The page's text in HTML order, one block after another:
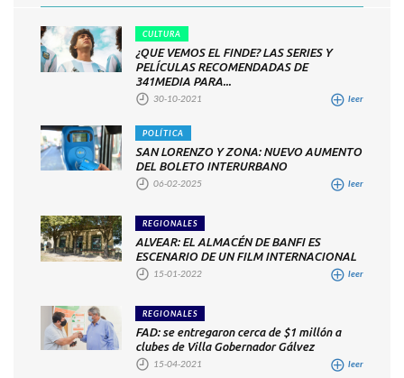
CULTURA
¿QUE VEMOS EL FINDE? LAS SERIES Y
PELÍCULAS RECOMENDADAS DE
341MEDIA PARA...
30-10-2021 leer
POLÍTICA
SAN LORENZO Y ZONA: NUEVO AUMENTO
DEL BOLETO INTERURBANO
06-02-2025 leer
REGIONALES
ALVEAR: EL ALMACÉN DE BANFI ES
ESCENARIO DE UN FILM INTERNACIONAL
15-01-2022 leer
REGIONALES
FAD: se entregaron cerca de $1 millón a
clubes de Villa Gobernador Gálvez
15-04-2021 leer